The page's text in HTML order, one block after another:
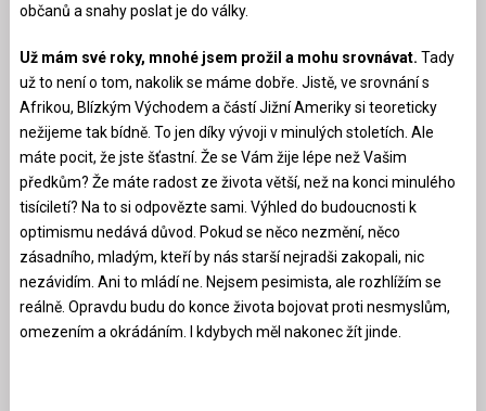
občanů a snahy poslat je do války.
Už mám své roky, mnohé jsem prožil a mohu srovnávat. Tady
už to není o tom, nakolik se máme dobře. Jistě, ve srovnání s
Afrikou, Blízkým Východem a částí Jižní Ameriky si teoreticky
nežijeme tak bídně. To jen díky vývoji v minulých stoletích. Ale
máte pocit, že jste šťastní. Že se Vám žije lépe než Vašim
předkům? Že máte radost ze života větší, než na konci minulého
tisíciletí? Na to si odpovězte sami. Výhled do budoucnosti k
optimismu nedává důvod. Pokud se něco nezmění, něco
zásadního, mladým, kteří by nás starší nejradši zakopali, nic
nezávidím. Ani to mládí ne. Nejsem pesimista, ale rozhlížím se
reálně. Opravdu budu do konce života bojovat proti nesmyslům,
omezením a okrádáním. I kdybych měl nakonec žít jinde.